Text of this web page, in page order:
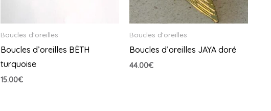
Boucles d'oreilles
Boucles d’oreilles BËTH
turquoise
15.00€
Boucles d'oreilles
Boucles d’oreilles JAYA doré
44.00€